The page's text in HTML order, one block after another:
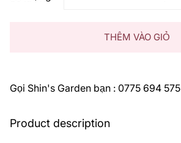
THÊM VÀO GIỎ
Gọi Shin's Garden bạn : 0775 694 575
Product description